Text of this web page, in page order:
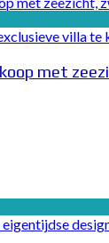
villa
met
eigentijdse